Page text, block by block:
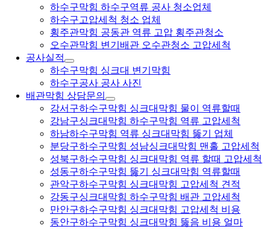
하수구막힘 하수구역류 공사 청소업체
하수구고압세척 청소 업체
횡주관막힘 공동관 역류 고압 횡주관청소
오수관막힘 변기배관 오수관청소 고압세척
공사실적
하수구막힘 싱크대 변기막힘
하수구공사 공사 사진
배관막힘 상담문의
강서구하수구막힘 싱크대막힘 물이 역류할때
강남구싱크대막힘 하수구막힘 역류 고압세척
하남하수구막힘 역류 싱크대막힘 뚫기 업체
분당구하수구막힘 성남싱크대막힘 맨홀 고압세척
성북구하수구막힘 싱크대막힘 역류 할때 고압세척
성동구하수구막힘 뚫기 싱크대막힘 역류할때
관악구하수구막힘 싱크대막힘 고압세척 견적
강동구싱크대막힘 하수구막힘 배관 고압세척
만안구하수구막힘 싱크대막힘 고압세척 비용
동안구하수구막힘 싱크대막힘 뚫음 비용 얼마